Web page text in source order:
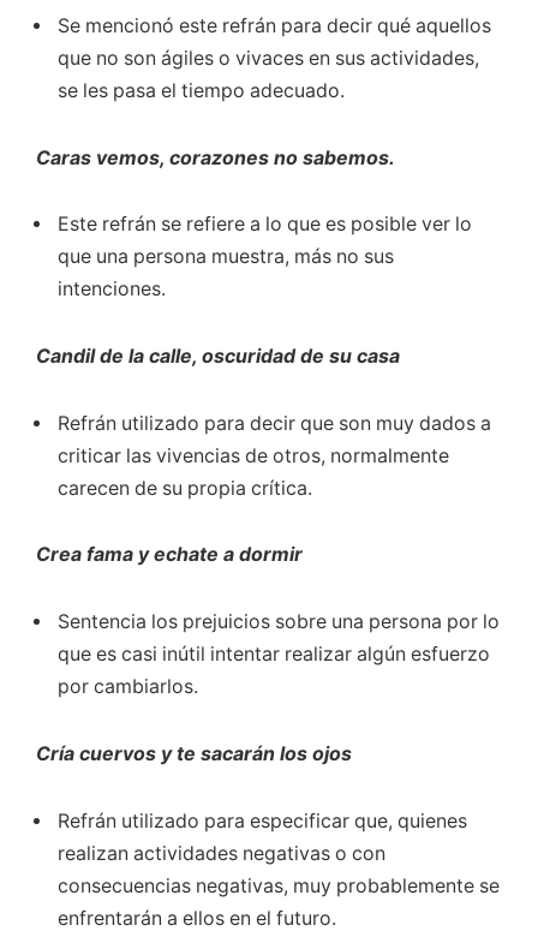
Se mencionó este refrán para decir qué aquellos
que no son ágiles o vivaces en sus actividades,
se les pasa el tiempo adecuado.
Caras vemos, corazones no sabemos.
Este refrán se refiere a lo que es posible ver lo
que una persona muestra, más no sus
intenciones.
Candil de la calle, oscuridad de su casa
Refrán utilizado para decir que son muy dados a
criticar las vivencias de otros, normalmente
carecen de su propia crítica.
Crea fama y echate a dormir
Sentencia los prejuicios sobre una persona por lo
que es casi inútil intentar realizar algún esfuerzo
por cambiarlos.
Cría cuervos y te sacarán los ojos
Refrán utilizado para especificar que, quienes
realizan actividades negativas o con
consecuencias negativas, muy probablemente se
enfrentarán a ellos en el futuro.